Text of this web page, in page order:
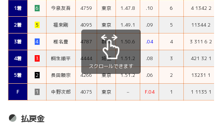
1着 ６ 今泉友吾 4759 東京 1.47.8 .10 ６ 4 1342 2
2着 ５ 福来剛 4095 東京 1.49.1 .09 5 11344 2
3着 ４ 椎名豊 4787 群馬 1.50.6 .04 4 3 311 6 2
4着 ３ 桐生順平 4444 埼玉 1.51.2 .08 3 421 32 1
5着 ２ 長田頼宗 4266 東京 1.51.2 .06 2 13231 1
F １ 中野次郎 4075 東京 – F.04 1 1 1135 1
スクロールできます
払戻金